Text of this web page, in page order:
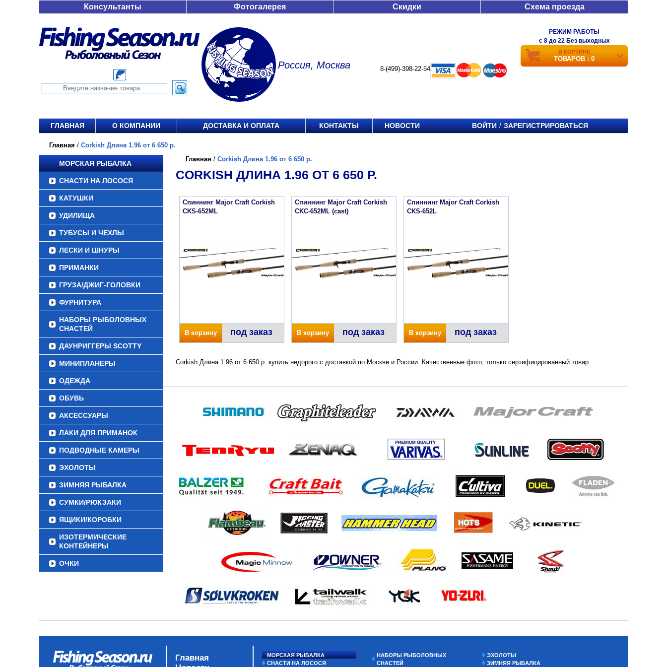
Консультанты Фотогалерея Скидки Схема проезда
Россия, Москва 8-(499)-398-22-54
РЕЖИМ РАБОТЫ
c 8 до 22 Без выходных
В КОРЗИНЕ
ТОВАРОВ : 0
ГЛАВНАЯ О КОМПАНИИ ДОСТАВКА И ОПЛАТА КОНТАКТЫ НОВОСТИ ВОЙТИ / ЗАРЕГИСТРИРОВАТЬСЯ
Главная / Corkish Длина 1.96 от 6 650 р.
МОРСКАЯ РЫБАЛКА
СНАСТИ НА ЛОСОСЯ
КАТУШКИ
УДИЛИЩА
ТУБУСЫ И ЧЕХЛЫ
ЛЕСКИ И ШНУРЫ
ПРИМАНКИ
ГРУЗА/ДЖИГ-ГОЛОВКИ
ФУРНИТУРА
НАБОРЫ РЫБОЛОВНЫХ
СНАСТЕЙ
ДАУНРИГГЕРЫ SCOTTY
МИНИПЛАНЕРЫ
ОДЕЖДА
ОБУВЬ
АКСЕССУАРЫ
ЛАКИ ДЛЯ ПРИМАНОК
ПОДВОДНЫЕ КАМЕРЫ
ЭХОЛОТЫ
ЗИМНЯЯ РЫБАЛКА
СУМКИ/РЮКЗАКИ
ЯЩИКИ/КОРОБКИ
ИЗОТЕРМИЧЕСКИЕ
КОНТЕЙНЕРЫ
ОЧКИ
Главная / Corkish Длина 1.96 от 6 650 р.
CORKISH ДЛИНА 1.96 ОТ 6 650 Р.
Спиннинг Major Craft Corkish
CKS-652ML
В корзину под заказ
Спиннинг Major Craft Corkish
CKC-652ML (cast)
В корзину под заказ
Спиннинг Major Craft Corkish
CKS-652L
В корзину под заказ
Corkish Длина 1.96 от 6 650 р. купить недорого с доставкой по Москве и России. Качественные фото, только сертифицированный товар.
Главная
МОРСКАЯ РЫБАЛКА
СНАСТИ НА ЛОСОСЯ
НАБОРЫ РЫБОЛОВНЫХ
СНАСТЕЙ
ЭХОЛОТЫ
ЗИМНЯЯ РЫБАЛКА